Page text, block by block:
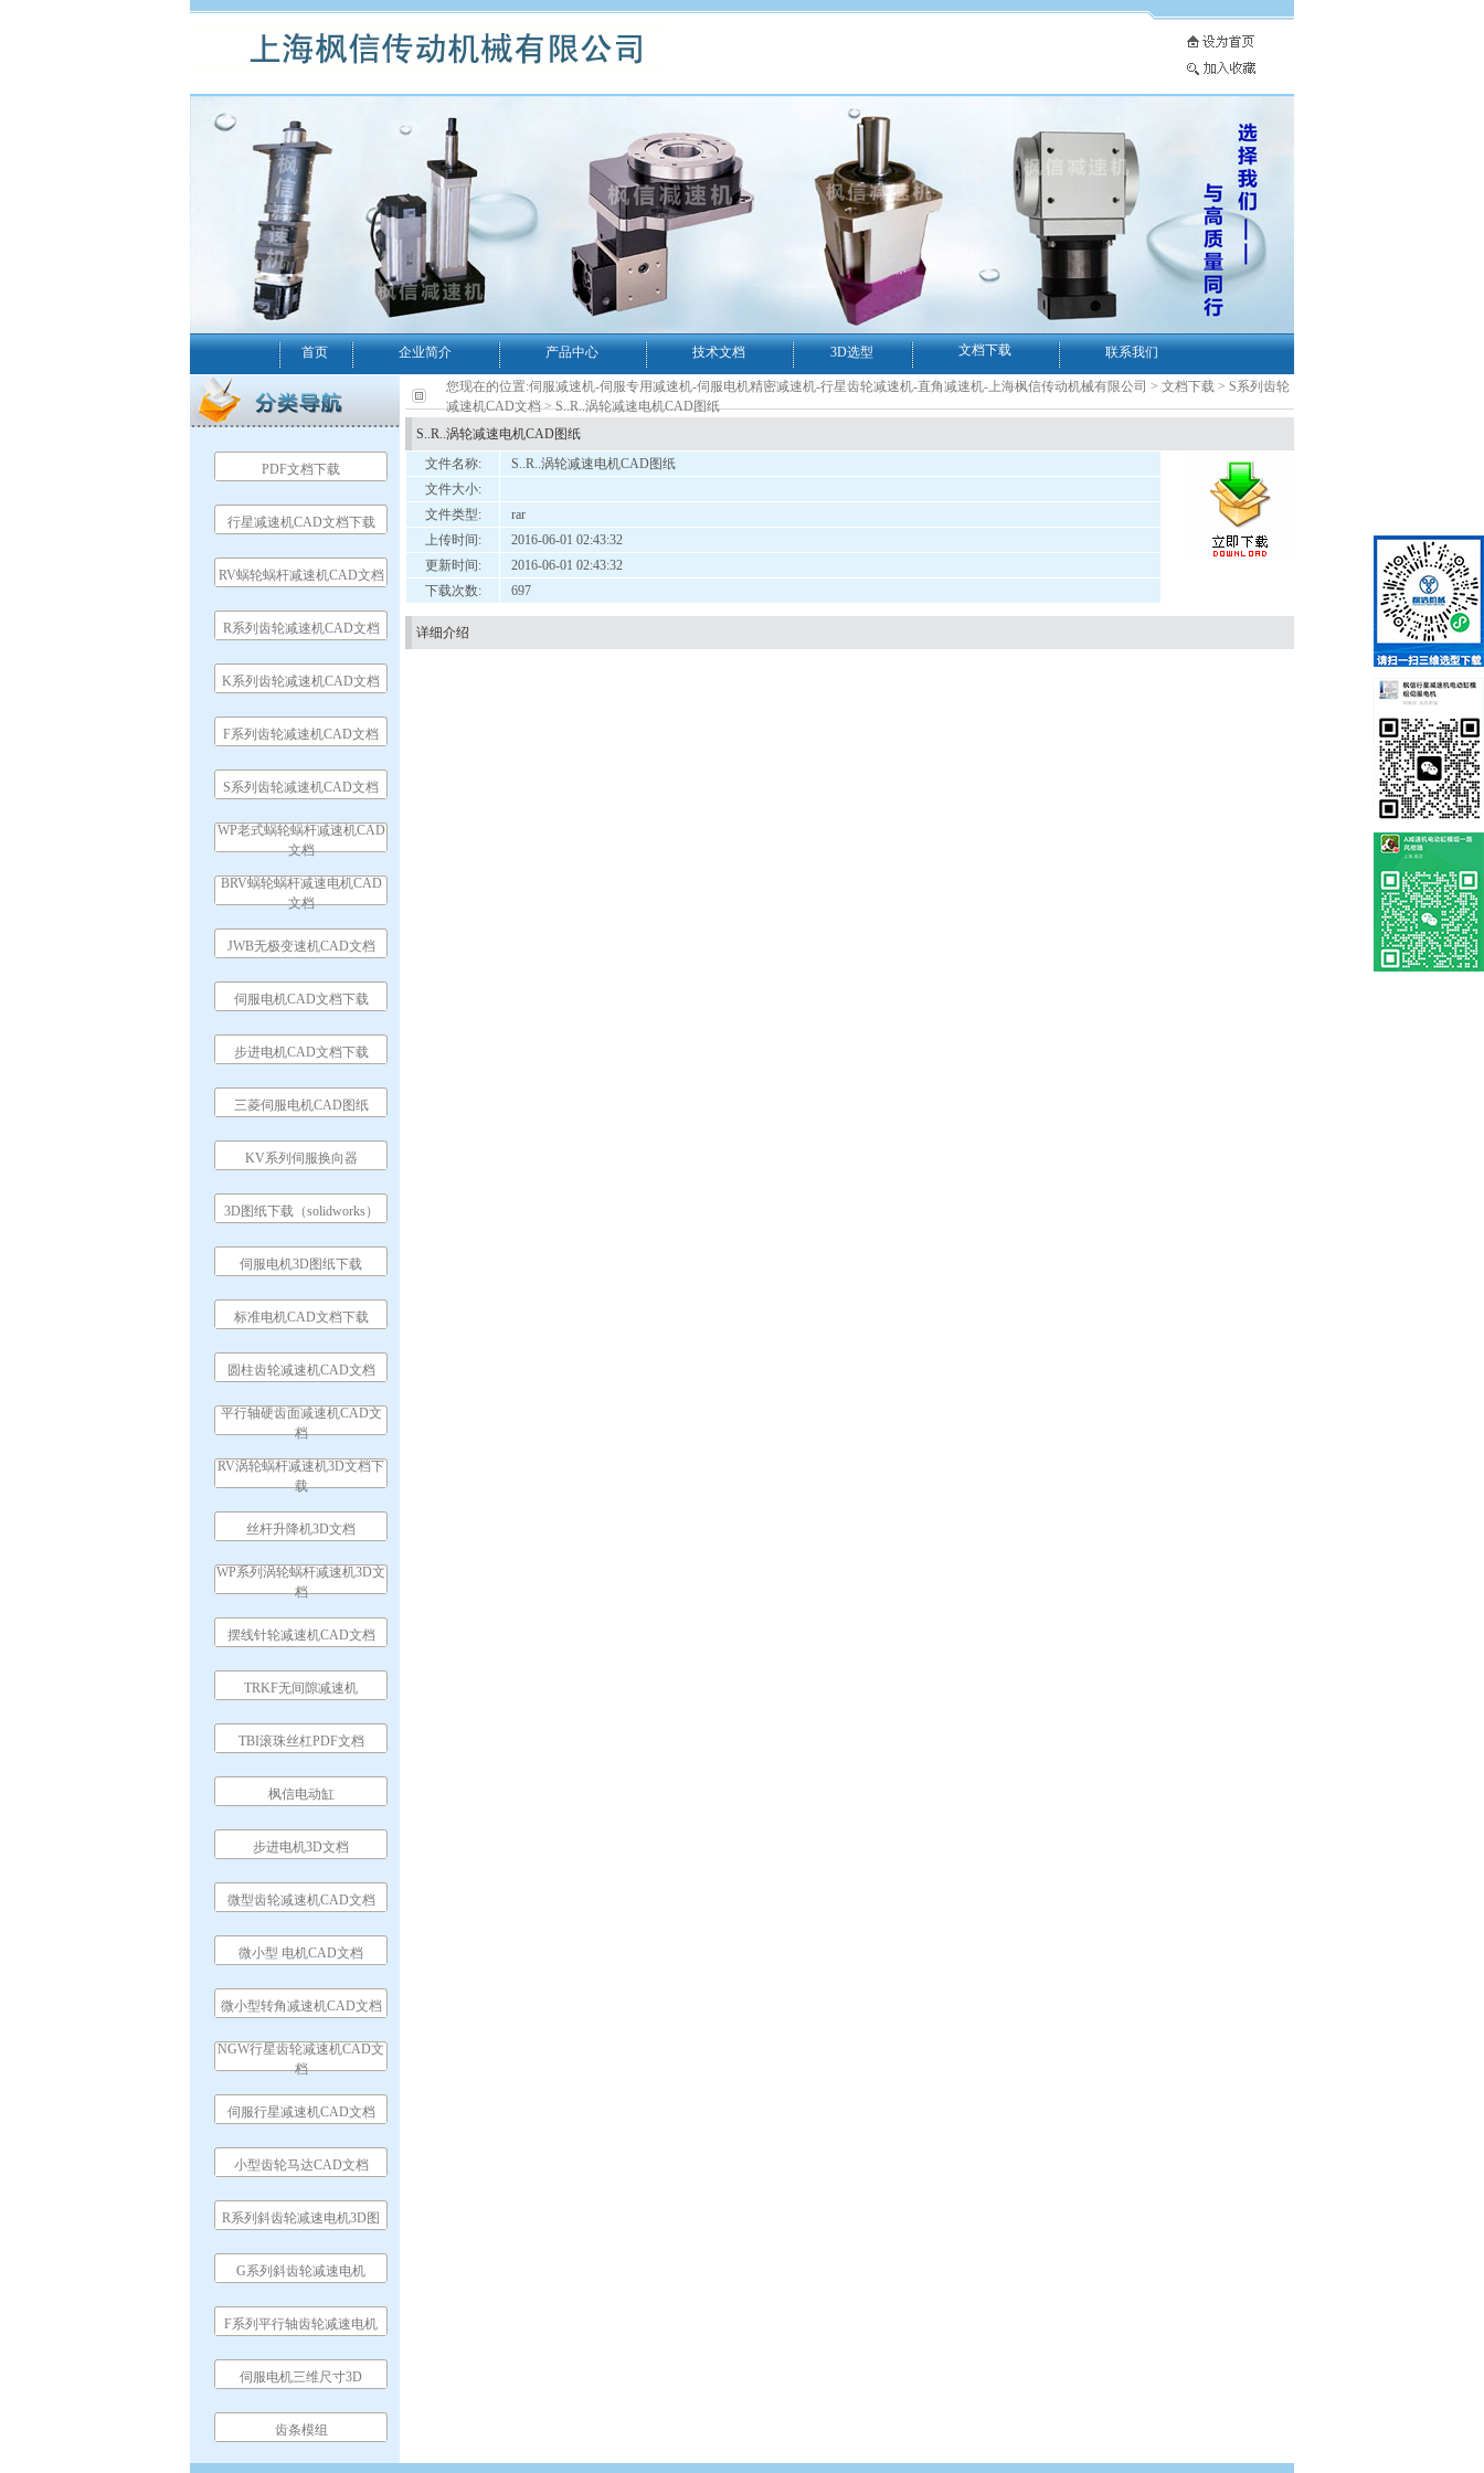
首页 企业简介 产品中心 技术文档 3D选型 文档下载 联系我们
PDF文档下载
行星减速机CAD文档下载
RV蜗轮蜗杆减速机CAD文档
R系列齿轮减速机CAD文档
K系列齿轮减速机CAD文档
F系列齿轮减速机CAD文档
S系列齿轮减速机CAD文档
WP老式蜗轮蜗杆减速机CAD
文档
BRV蜗轮蜗杆减速电机CAD
文档
JWB无极变速机CAD文档
伺服电机CAD文档下载
步进电机CAD文档下载
三菱伺服电机CAD图纸
KV系列伺服换向器
3D图纸下载（solidworks）
伺服电机3D图纸下载
标准电机CAD文档下载
圆柱齿轮减速机CAD文档
平行轴硬齿面减速机CAD文
档
RV涡轮蜗杆减速机3D文档下
载
丝杆升降机3D文档
WP系列涡轮蜗杆减速机3D文
档
摆线针轮减速机CAD文档
TRKF无间隙减速机
TBI滚珠丝杠PDF文档
枫信电动缸
步进电机3D文档
微型齿轮减速机CAD文档
微小型 电机CAD文档
微小型转角减速机CAD文档
NGW行星齿轮减速机CAD文
档
伺服行星减速机CAD文档
小型齿轮马达CAD文档
R系列斜齿轮减速电机3D图
G系列斜齿轮减速电机
F系列平行轴齿轮减速电机
伺服电机三维尺寸3D
齿条模组
您现在的位置:伺服减速机-伺服专用减速机-伺服电机精密减速机-行星齿轮减速机-直角减速机-上海枫信传动机械有限公司 > 文档下载 > S系列齿轮
减速机CAD文档> S..R..涡轮减速电机CAD图纸
S..R..涡轮减速电机CAD图纸
文件名称:
S..R..涡轮减速电机CAD图纸
文件大小:
文件类型:
rar
上传时间:
2016-06-01 02:43:32
更新时间:
2016-06-01 02:43:32
下载次数:
697
详细介绍